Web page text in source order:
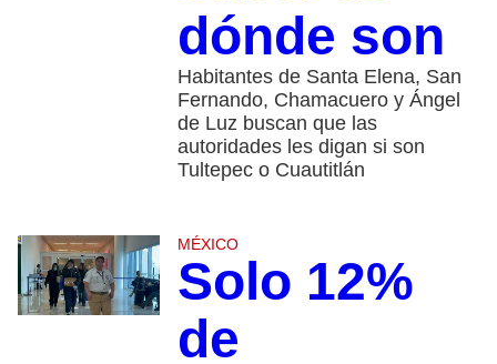
dónde son
Habitantes de Santa Elena, San
Fernando, Chamacuero y Ángel
de Luz buscan que las
autoridades les digan si son
Tultepec o Cuautitlán
MÉXICO
Solo 12%
de